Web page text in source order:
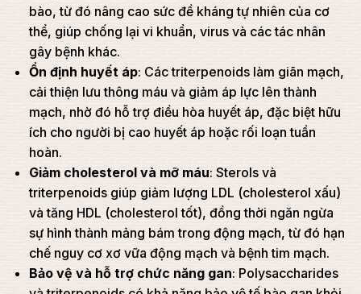
bào, từ đó nâng cao sức đề kháng tự nhiên của cơ
thể, giúp chống lại vi khuẩn, virus và các tác nhân
gây bệnh khác.
Ổn định huyết áp: Các triterpenoids làm giãn mạch,
cải thiện lưu thông máu và giảm áp lực lên thành
mạch, nhờ đó hỗ trợ điều hòa huyết áp, đặc biệt hữu
ích cho người bị cao huyết áp hoặc rối loạn tuần
hoàn.
Giảm cholesterol và mỡ máu: Sterols và
triterpenoids giúp giảm lượng LDL (cholesterol xấu)
và tăng HDL (cholesterol tốt), đồng thời ngăn ngừa
sự hình thành mảng bám trong động mạch, từ đó hạn
chế nguy cơ xơ vữa động mạch và bệnh tim mạch.
Bảo vệ và hỗ trợ chức năng gan: Polysaccharides